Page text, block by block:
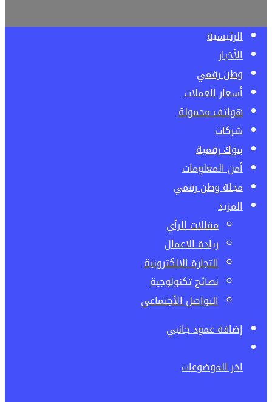
الرئيسية
الأخبار
وطن رقمي
أسعار العملات
هواتف محمولة
شركات
بنوك رقمية
أمن المعلومات
مجلة وطن رقمي
المزيد
مقالات الرأي
ريادة الاعمال
التجارة الالكترونية
نصائح تكنولوجية
التواصل الأجتماعي
إضافة عمود جانبي
اخر الموضوعات